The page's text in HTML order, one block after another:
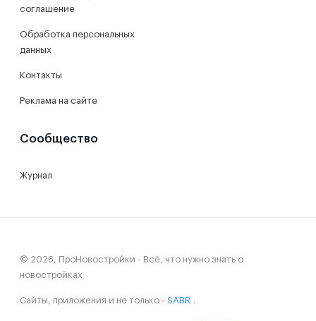
соглашение
Обработка персональных
данных
Контакты
Реклама на сайте
Сообщество
Журнал
© 2026, ПроНовостройки - Всё, что нужно знать о
новостройках
Сайты, приложения и не только - SABR .